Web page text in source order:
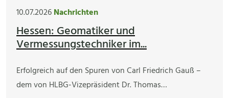
10.07.2026Nachrichten
Hessen: Geomatiker und
Vermessungstechniker im...
Erfolgreich auf den Spuren von Carl Friedrich Gauß –
dem von HLBG-Vizepräsident Dr. Thomas…